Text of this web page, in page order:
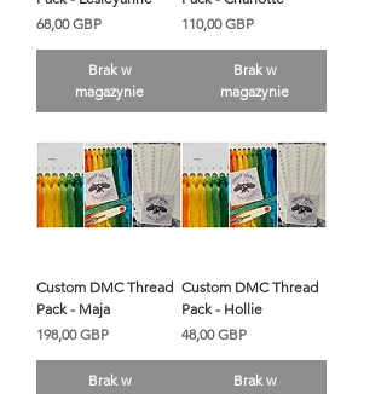
Cena
68,00 GBP
Brak w
magazynie
Cena
110,00 GBP
Brak w
magazynie
Custom DMC Thread
Pack - Maja
Cena
198,00 GBP
Brak w
Custom DMC Thread
Pack - Hollie
Cena
48,00 GBP
Brak w